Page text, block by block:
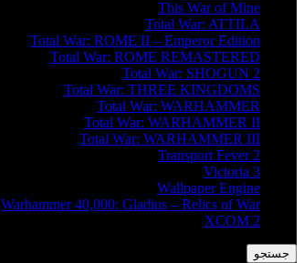
This War of Mine
Total War: ATTILA
Total War: ROME II – Emperor Edition
Total War: ROME REMASTERED
Total War: SHOGUN 2
Total War: THREE KINGDOMS
Total War: WARHAMMER
Total War: WARHAMMER II
Total War: WARHAMMER III
Transport Fever 2
Victoria 3
Wallpaper Engine
Warhammer 40,000: Gladius – Relics of War
XCOM 2
جستجو